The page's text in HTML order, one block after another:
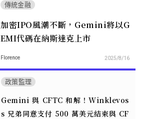
傳統金融
加密IPO風潮不斷，Gemini將以G
EMI代碼在納斯達克上市
Florence 2025/8/16
政策監理
Gemini 與 CFTC 和解！Winklevos
s 兄弟同意支付 500 萬美元結束與 CF